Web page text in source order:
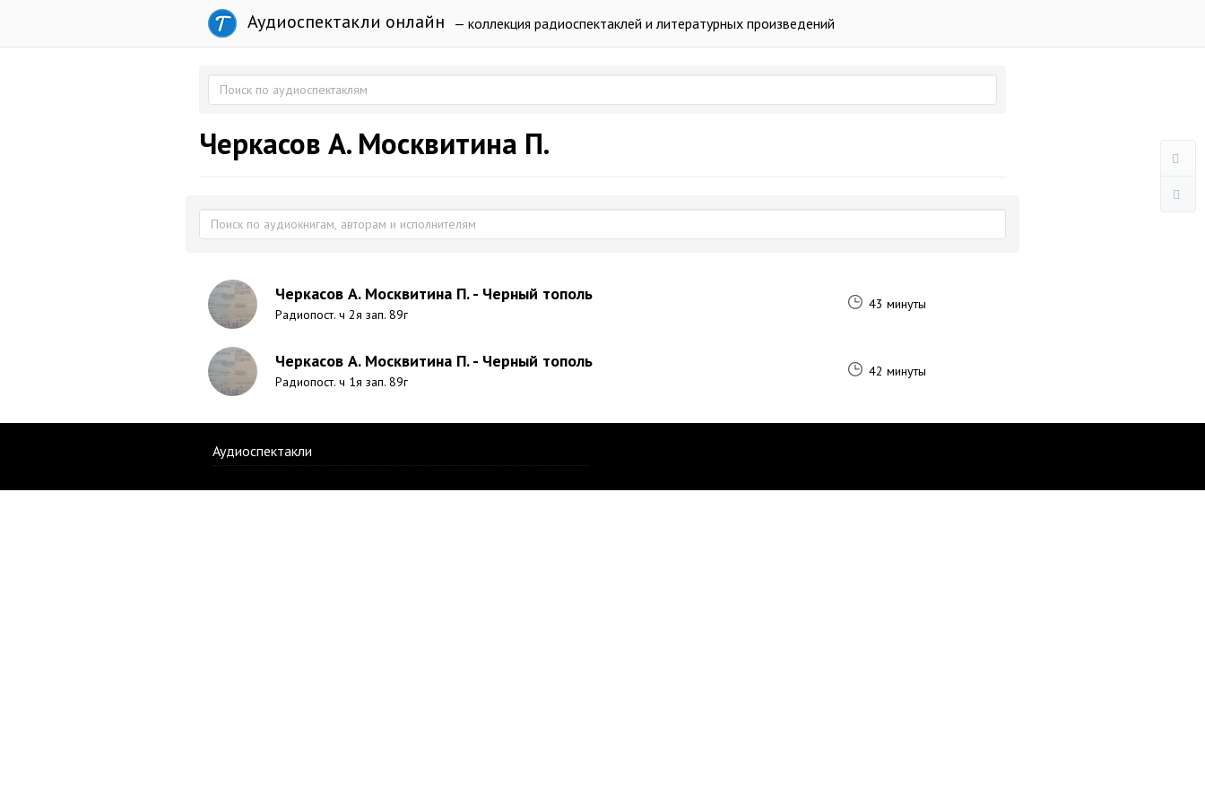
Аудиоспектакли онлайн — коллекция радиоспектаклей и литературных произведений
Черкасов А. Москвитина П.
Черкасов А. Москвитина П. - Черный тополь
Радиопост. ч 2я зап. 89г
43 минуты
Черкасов А. Москвитина П. - Черный тополь
Радиопост. ч 1я зап. 89г
42 минуты
Аудиоспектакли